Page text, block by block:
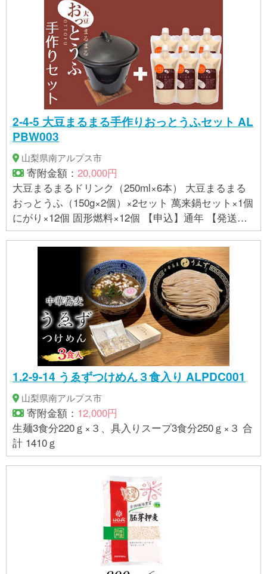
2-4-5 大豆まるまる手作りおっとうふセット AL
PBW003
山梨県南アルプス市
寄附金額： 20,000円
大豆まるまるドリンク（250ml×6本） 大豆まるまる
おっとうふ（150g×2個）×2セット 萬来鍋セット×1個
にがり×12個 固形燃料×12個 【申込】通年 【発送】
１～２週間程度 【提供事業者】株式会社ソイワール
1.2-9-14 うゑずつけめん３食入り ALPDC001
山梨県南アルプス市
寄附金額： 12,000円
生麺3食分220ｇ×３、具入りスープ3食分250ｇ×３ 合
計 1410ｇ